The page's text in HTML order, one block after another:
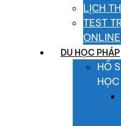
LỊCH
TEST
ONLINE
DU HỌC PHÁP
HỒ